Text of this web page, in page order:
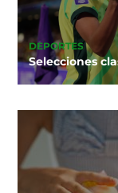
DEPORTES
Selecciones